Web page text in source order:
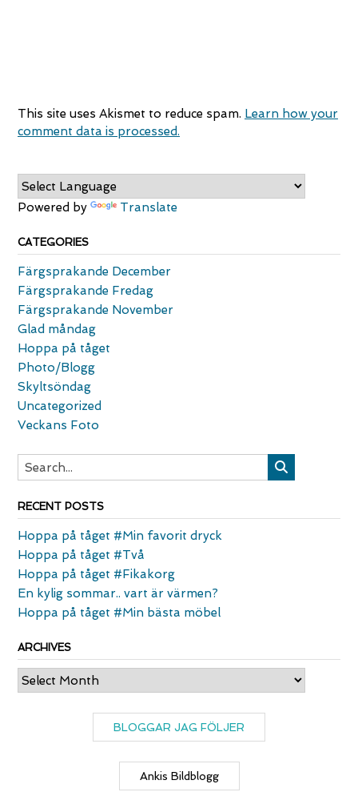
This site uses Akismet to reduce spam. Learn how your
comment data is processed.
Powered by Translate
CATEGORIES
Färgsprakande December
Färgsprakande Fredag
Färgsprakande November
Glad måndag
Hoppa på tåget
Photo/Blogg
Skyltsöndag
Uncategorized
Veckans Foto
RECENT POSTS
Hoppa på tåget #Min favorit dryck
Hoppa på tåget #Två
Hoppa på tåget #Fikakorg
En kylig sommar.. vart är värmen?
Hoppa på tåget #Min bästa möbel
ARCHIVES
Archives
BLOGGAR JAG FÖLJER
Ankis Bildblogg